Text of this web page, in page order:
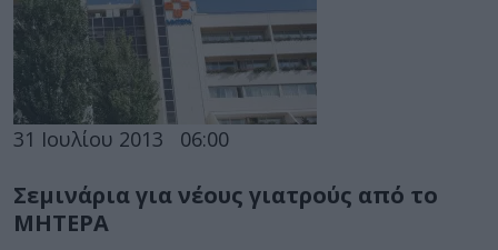
31 Ιουλίου 2013 06:00
Σεμινάρια για νέους γιατρούς από το
ΜΗΤΕΡΑ